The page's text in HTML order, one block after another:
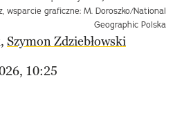
wsparcie graficzne: M. Doroszko/National
Geographic Polska
, Szymon Zdziebłowski
10:25